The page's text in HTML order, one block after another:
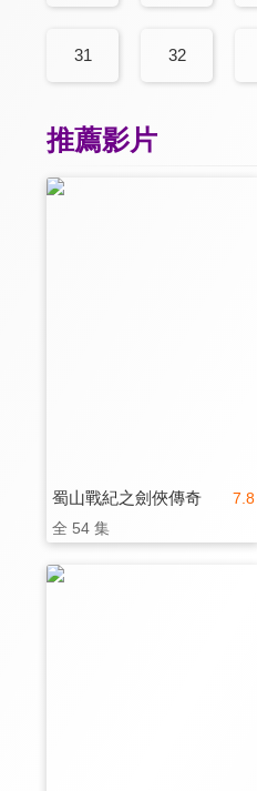
31 32
推薦影片
7.8
蜀山戰紀之劍俠傳奇
全 54 集